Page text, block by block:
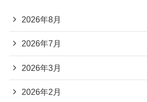
2026年8月
2026年7月
2026年3月
2026年2月